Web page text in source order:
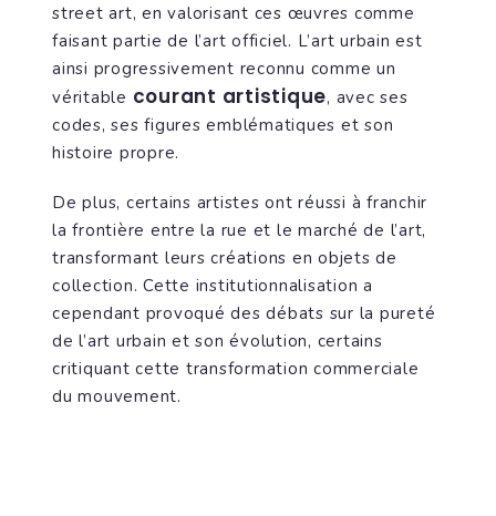
street art, en valorisant ces œuvres comme
faisant partie de l’art officiel. L’art urbain est
ainsi progressivement reconnu comme un
véritable courant artistique, avec ses
codes, ses figures emblématiques et son
histoire propre.
De plus, certains artistes ont réussi à franchir
la frontière entre la rue et le marché de l’art,
transformant leurs créations en objets de
collection. Cette institutionnalisation a
cependant provoqué des débats sur la pureté
de l’art urbain et son évolution, certains
critiquant cette transformation commerciale
du mouvement.